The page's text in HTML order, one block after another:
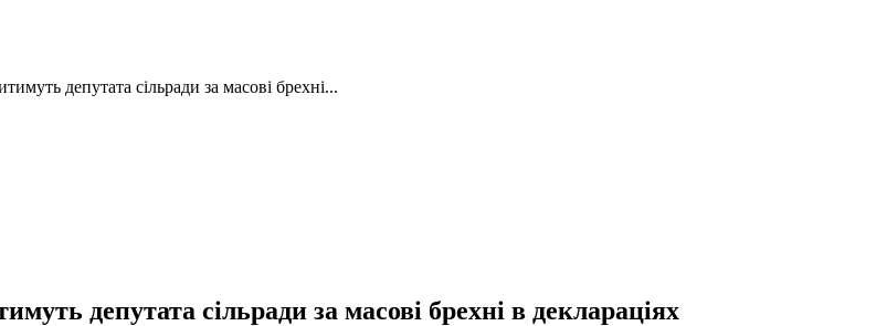
депутата сільради за масові брехні...
депутата сільради за масові брехні в деклараціях